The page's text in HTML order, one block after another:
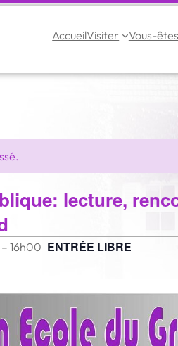
AccueilVisiter Vous-êtes
lecture,
– 16h00 ENTRÉE LIBRE